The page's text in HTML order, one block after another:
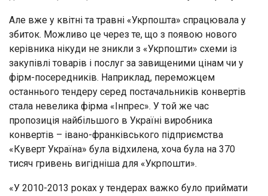
Але вже у квітні та травні «Укрпошта» спрацювала у
збиток. Можливо це через те, що з появою нового
керівника нікуди не зникли з «Укрпошти» схеми із
закупівлі товарів і послуг за завищеними цінам чи у
фірм-посередників. Наприклад, переможцем
останнього тендеру серед постачальників конвертів
стала невелика фірма «Інпрес». У той же час
пропозиція найбільшого в Україні виробника
конвертів – івано-франківського підприємства
«Куверт Україна» була відхилена, хоча була на 370
тисяч гривень вигідніша для «Укрпошти».
«У 2010-2013 роках у тендерах важко було приймати